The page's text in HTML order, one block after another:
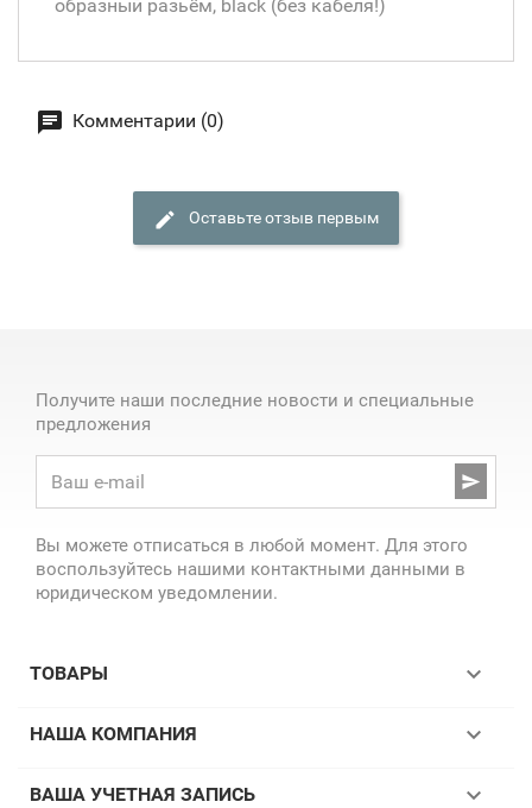
образный разьём, black (без кабеля!)
Комментарии (0)
Оставьте отзыв первым
Получите наши последние новости и специальные
предложения

Вы можете отписаться в любой момент. Для этого
воспользуйтесь нашими контактными данными в
юридическом уведомлении.
ТОВАРЫ 
НАША КОМПАНИЯ 
ВАША УЧЕТНАЯ ЗАПИСЬ 